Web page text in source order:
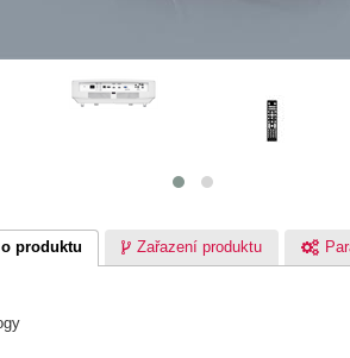
produktu Zařazení produktu